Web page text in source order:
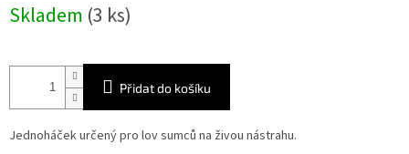
cena:
Skladem (3 ks)
Přidat do košíku
Jednoháček určený pro lov sumců na živou nástrahu.